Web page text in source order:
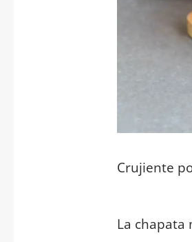
Crujiente
La chapata